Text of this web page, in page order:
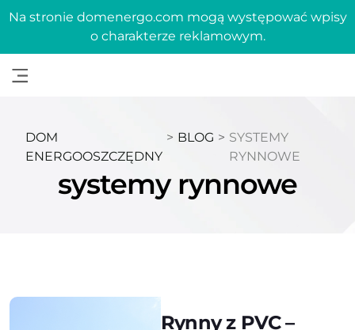
Na stronie domenergo.com mogą występować wpisy
o charakterze reklamowym.
DOM
ENERGOOSZCZĘDNY
> BLOG > SYSTEMY
RYNNOWE
systemy rynnowe
Rynny z PVC –